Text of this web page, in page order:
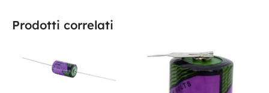
Prodotti correlati